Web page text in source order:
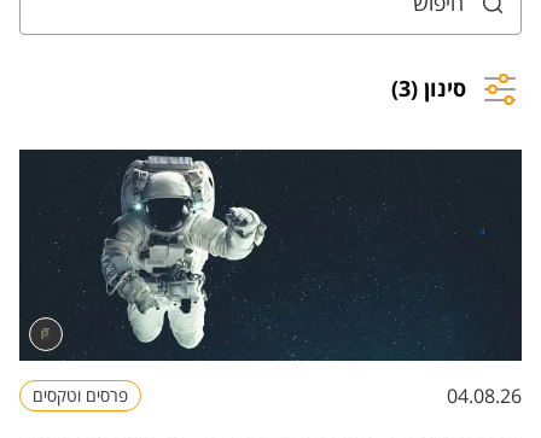
סינון (3)
פרסים וטקסים 04.08.26